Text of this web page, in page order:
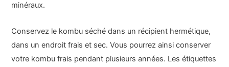
minéraux.
Conservez le kombu séché dans un récipient hermétique,
dans un endroit frais et sec. Vous pourrez ainsi conserver
votre kombu frais pendant plusieurs années. Les étiquettes